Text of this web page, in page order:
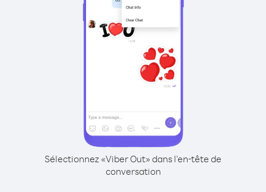
Sélectionnez «Viber Out» dans l'en-tête de
conversation